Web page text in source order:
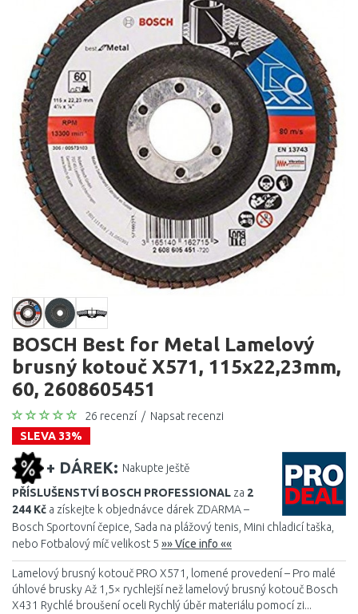
BOSCH Best for Metal Lamelový
brusný kotouč X571, 115x22,23mm,
60, 2608605451
26 recenzí / Napsat recenzi
SLEVA 33%
+ DÁREK: Nakupte ještě
PŘÍSLUŠENSTVÍ BOSCH PROFESSIONAL za 2
244 Kč a získejte k objednávce dárek ZDARMA –
Bosch Sportovní čepice, Sada na plážový tenis, Mini chladicí taška,
nebo Fotbalový míč velikost 5 »» Více info ««
Lamelový brusný kotouč PRO X571, lomené provedení – Pro malé
úhlové brusky Až 1,5× rychlejší než lamelový brusný kotouč Bosch
X431 Rychlé broušení oceli Rychlý úběr materiálu pomocí zi...